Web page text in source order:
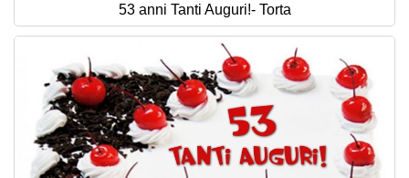
53 anni Tanti Auguri!- Torta